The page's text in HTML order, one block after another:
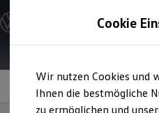
Hauptinhalt
springen
Footer
springen
Modelle und Konfigurator
Konfigurator
Modelle vergleichen
Elektroautos
ENERGY
Nutzfahrzeuge
Cookie
Wir nutzen Cookies und
Ihnen die bestmögliche
zu ermöglichen und